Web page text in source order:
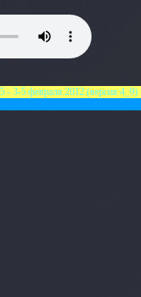
- 3-5 февраля 2012 (версия 4_9)